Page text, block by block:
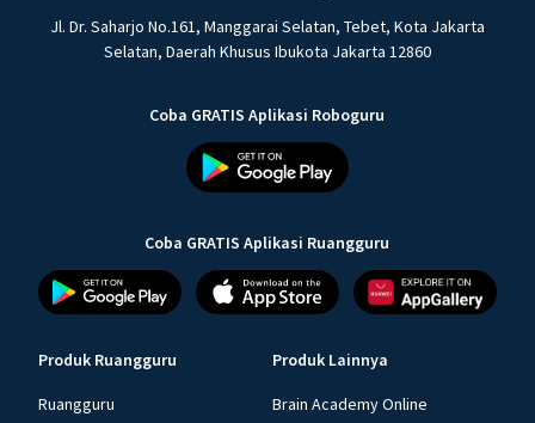
Jl. Dr. Saharjo No.161, Manggarai Selatan, Tebet, Kota Jakarta
Selatan, Daerah Khusus Ibukota Jakarta 12860
Coba GRATIS Aplikasi Roboguru
Coba GRATIS Aplikasi Ruangguru
Produk Ruangguru
Ruangguru
Produk Lainnya
Brain Academy Online